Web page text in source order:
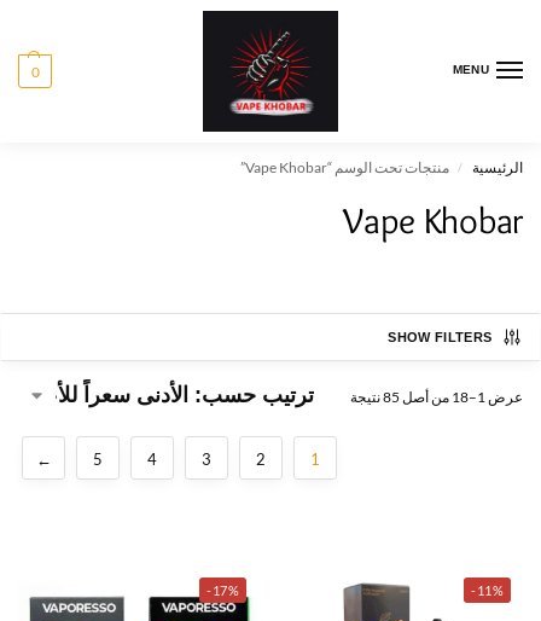
MENU
0
الرئيسية / منتجات تحت الوسم “Vape Khobar”
Vape Khobar
SHOW FILTERS
عرض 1–18 من أصل 85 نتيجة
1
2
3
4
5
←
-11%
-17%